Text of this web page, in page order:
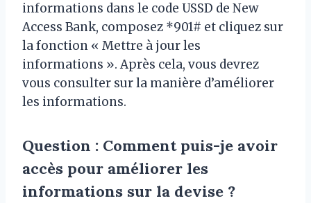
informations dans le code USSD de New
Access Bank, composez *901# et cliquez sur
la fonction « Mettre à jour les
informations ». Après cela, vous devrez
vous consulter sur la manière d’améliorer
les informations.
Question : Comment puis-je avoir
accès pour améliorer les
informations sur la devise ?